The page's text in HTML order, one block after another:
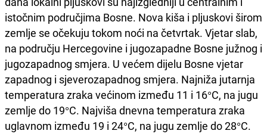
istočnim područjima Bosne. Nova kiša i pljuskovi širom
zemlje se očekuju tokom noći na četvrtak. Vjetar slab,
na području Hercegovine i jugozapadne Bosne južnog i
jugozapadnog smjera. U većem dijelu Bosne vjetar
zapadnog i sjeverozapadnog smjera. Najniža jutarnja
temperatura zraka većinom između 11 i 16°C, na jugu
zemlje do 19°C. Najviša dnevna temperatura zraka
uglavnom između 19 i 24°C, na jugu zemlje do 28°C.